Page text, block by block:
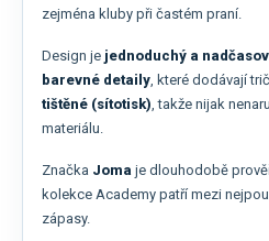
zejména kluby při častém praní.
Design je jednoduchý a
barevné detaily, které dodávají
tištěné (sítotisk), takže nijak
materiálu.
Značka Joma je dlouhodobě
kolekce Academy patří mezi
zápasy.